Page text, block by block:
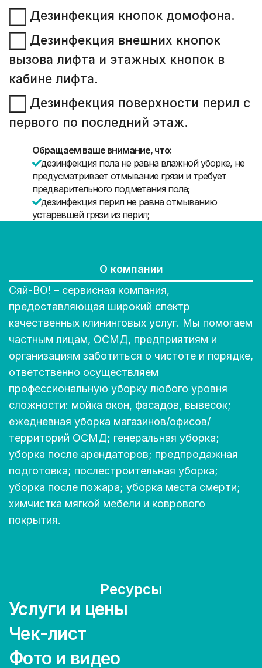
Дезинфекция кнопок домофона.
Дезинфекция внешних кнопок
вызова лифта и этажных кнопок в
кабине лифта.
Дезинфекция поверхности перил с
первого по последний этаж.
Обращаем ваше внимание, что:
дезинфекция пола не равна влажной уборке, не
предусматривает отмывание грязи и требует
предварительного подметания пола;
дезинфекция перил не равна отмыванию
устаревшей грязи из перил;
О компании
Сяй-ВО! – сервисная компания,
предоставляющая широкий спектр
качественных клининговых услуг. Мы помогаем
частным лицам, ОСМД, предприятиям и
организациям заботиться о чистоте и порядке,
ответственно осуществляем
профессиональную уборку любого уровня
сложности: мойка окон, фасадов, вывесок;
ежедневная уборка магазинов/офисов/
территорий ОСМД; генеральная уборка;
уборка после арендаторов; предпродажная
подготовка; послестроительная уборка;
уборка после пожара; уборка места смерти;
химчистка мягкой мебели и коврового
покрытия.
Ресурсы
Услуги и цены
Чек-лист
Фото и видео